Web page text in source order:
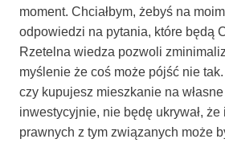
moment. Chciałbym, żebyś na
odpowiedzi na pytania, które będą
Rzetelna wiedza pozwoli
myślenie że coś może pójść nie
czy kupujesz mieszkanie na
inwestycyjnie, nie będę ukrywał,
prawnych z tym związanych może